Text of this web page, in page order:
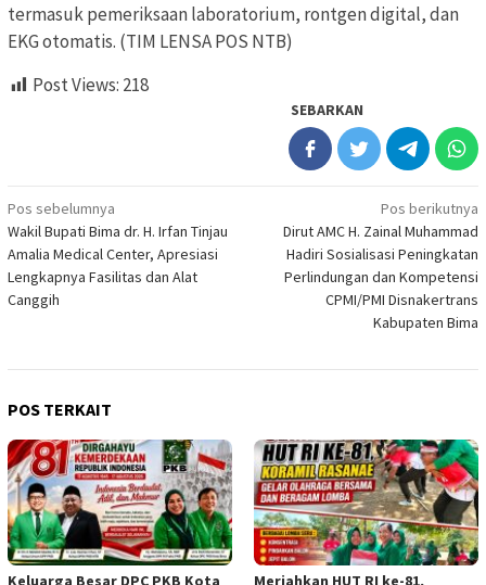
termasuk pemeriksaan laboratorium, rontgen digital, dan
EKG otomatis. (TIM LENSA POS NTB)
Post Views: 218
SEBARKAN
Navigasi
pos
Pos sebelumnya
Wakil Bupati Bima dr. H. Irfan Tinjau
Amalia Medical Center, Apresiasi
Lengkapnya Fasilitas dan Alat
Canggih
Pos berikutnya
Dirut AMC H. Zainal Muhammad
Hadiri Sosialisasi Peningkatan
Perlindungan dan Kompetensi
CPMI/PMI Disnakertrans
Kabupaten Bima
POS TERKAIT
Keluarga Besar DPC PKB Kota
Meriahkan HUT RI ke-81,